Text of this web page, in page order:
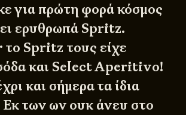
για πρώτη φορά κόσμος
ερυθρωπά Spritz.
Spritz τους είχε
και Select Aperitivo!
και σήμερα τα ίδια
Εκ των ων ουκ άνευ στο